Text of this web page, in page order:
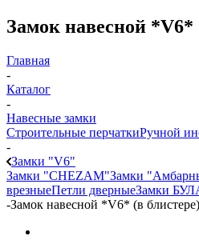
Замок навесной *V6*
Главная
-
Каталог
-
Навесные замки
Строительные перчаткиРучной
-
Замки "V6"
Замки "CHEZAM"Замки
врезныеПетли дверныеЗамки
-Замок навесной *V6* (в